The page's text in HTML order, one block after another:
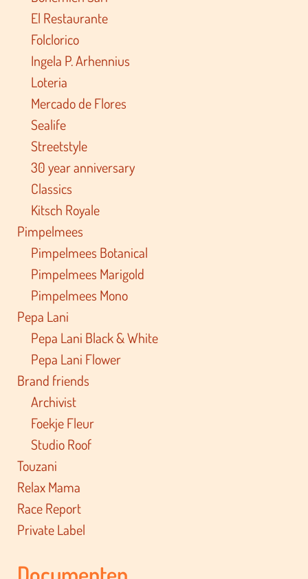
El Restaurante
Folclorico
Ingela P. Arhennius
Loteria
Mercado de Flores
Sealife
Streetstyle
30 year anniversary
Classics
Kitsch Royale
Pimpelmees
Pimpelmees Botanical
Pimpelmees Marigold
Pimpelmees Mono
Pepa Lani
Pepa Lani Black & White
Pepa Lani Flower
Brand friends
Archivist
Foekje Fleur
Studio Roof
Touzani
Relax Mama
Race Report
Private Label